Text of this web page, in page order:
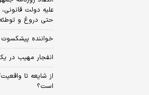
علیه دولت
حتی دروغ و
خواننده
انفجار مهیب در
از شایعه تا
است؟